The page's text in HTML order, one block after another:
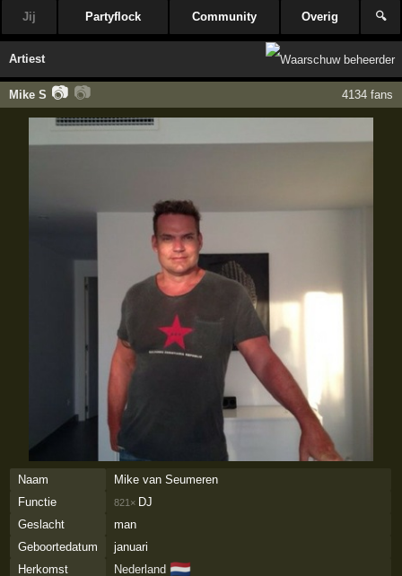
Jij Partyflock Community Overig 🔍
Artiest
Mike S 📷 📷 4134 fans
Naam
Mike van Seumeren
Functie
821× DJ
Geslacht
man
Geboortedatum
januari
Herkomst
Nederland 🇳🇱